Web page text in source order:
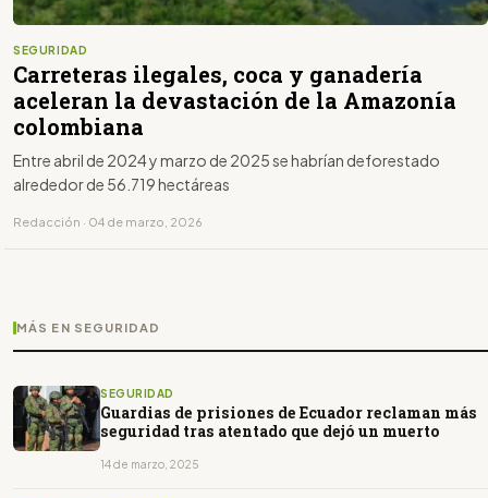
SEGURIDAD
Carreteras ilegales, coca y ganadería
aceleran la devastación de la Amazonía
colombiana
Entre abril de 2024 y marzo de 2025 se habrían deforestado
alrededor de 56.719 hectáreas
Redacción · 04 de marzo, 2026
MÁS EN SEGURIDAD
SEGURIDAD
Guardias de prisiones de Ecuador reclaman más
seguridad tras atentado que dejó un muerto
14 de marzo, 2025